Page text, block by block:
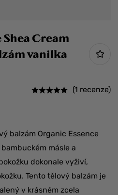
Cream
vanilka
(1 recenze)
balzám Organic Essence
másle a
dokonale vyživí,
Tento tělový balzám je
v krásném zcela